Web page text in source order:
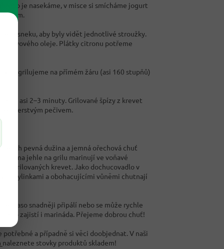
je nasekáme, v misce si smícháme jogurt
česneku, aby byly vidět jednotlivé stroužky.
olivového oleje. Plátky citronu potřeme
a grilujeme na přímém žáru (asi 160 stupňů)
asi 2–3 minuty. Grilované špízy z krevet
s čerstvým pečivem.
pevná dužina a jemná ořechová chuť
na jehle na grilu marinují ve voňavé
grilovaných krevet. Jako dochucovadlo v
bylinkami a obohacujícími vůněmi chutnají
maso snadněji připálí nebo se může rychle
to zajistí i marináda. Přejeme dobrou chuť!
a případně si věci doobjednat. V naši
naleznete stovky produktů skladem!